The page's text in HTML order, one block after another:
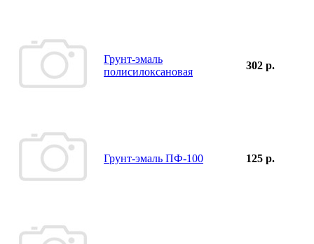
Грунт-эмаль
полисилоксановая
302 р.
Грунт-эмаль ПФ-100 125 р.